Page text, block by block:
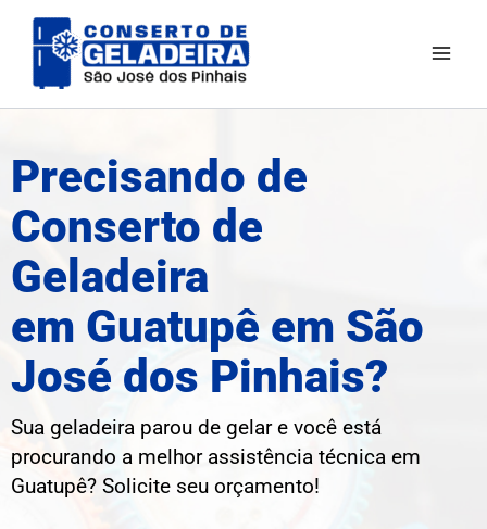
para
Precisando de
Conserto de
Geladeira
em Guatupê em São
José dos Pinhais?
Sua geladeira parou de gelar e você está
procurando a melhor assistência técnica em
Guatupê? Solicite seu orçamento!